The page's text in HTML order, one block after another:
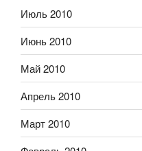
Июль 2010
Июнь 2010
Май 2010
Апрель 2010
Март 2010